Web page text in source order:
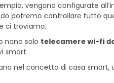
vengono configurate
potremo controllare tutto
ci troviamo.
nono solo telecamere wi-fi
smart.
nel concetto di casa smart,